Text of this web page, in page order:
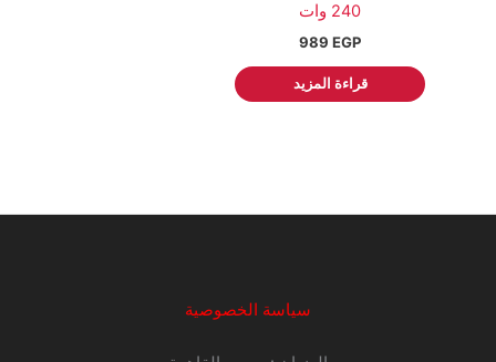
240 وات
989 EGP
قراءة المزيد
سياسة الخصوصية